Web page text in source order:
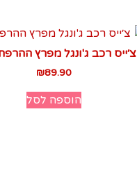
צ׳ייס רכב ג'ונגל מפרץ
₪89.90
הוספה לסל